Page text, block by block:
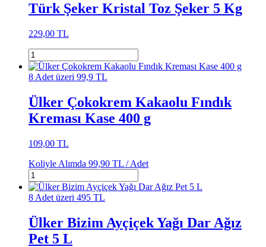
Türk Şeker Kristal Toz Şeker 5 Kg
229,00 TL
8 Adet üzeri 99,9 TL
Ülker Çokokrem Kakaolu Fındık
Kreması Kase 400 g
109,00 TL
Koliyle Alımda 99,90 TL /Adet
8 Adet üzeri 495 TL
Ülker Bizim Ayçiçek Yağı Dar Ağız
Pet 5 L